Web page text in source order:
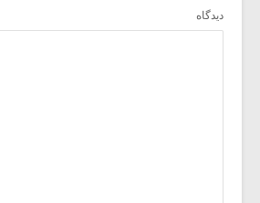
دیدگاه